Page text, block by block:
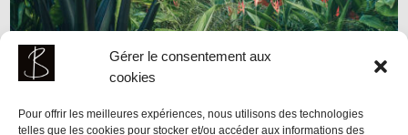
Gérer le consentement aux
cookies
Pour offrir les meilleures expériences, nous utilisons des technologies
telles que les cookies pour stocker et/ou accéder aux informations des